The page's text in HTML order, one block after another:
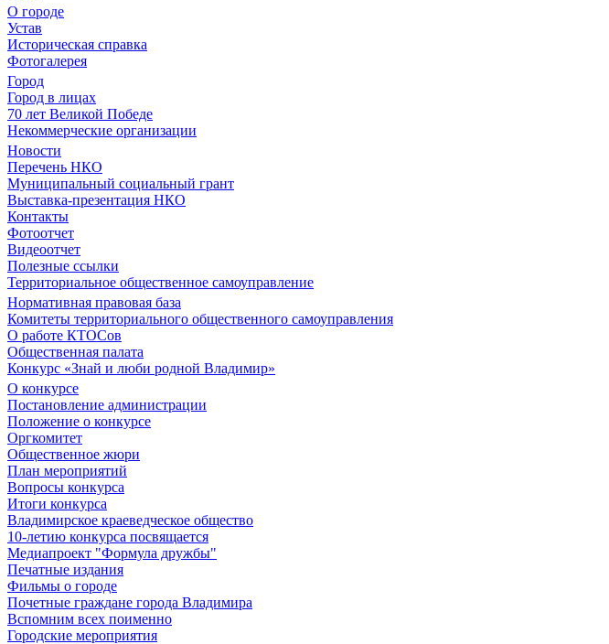
О городе
Устав
Историческая справка
Фотогалерея
Город
Город в лицах
70 лет Великой Победе
Некоммерческие организации
Новости
Перечень НКО
Муниципальный социальный грант
Выставка-презентация НКО
Контакты
Фотоотчет
Видеоотчет
Полезные ссылки
Территориальное общественное самоуправление
Нормативная правовая база
Комитеты территориального общественного самоуправления
О работе КТОСов
Общественная палата
Конкурс «Знай и люби родной Владимир»
О конкурсе
Постановление администрации
Положение о конкурсе
Оргкомитет
Общественное жюри
План мероприятий
Вопросы конкурса
Итоги конкурса
Владимирское краеведческое общество
10-летию конкурса посвящается
Медиапроект "Формула дружбы"
Печатные издания
Фильмы о городе
Почетные граждане города Владимира
Вспомним всех поименно
Городские мероприятия